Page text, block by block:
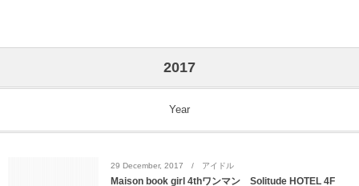
2017
Year
29 December, 2017 アイドル
Maison book girl 4thワンマン Solitude HOTEL 4F